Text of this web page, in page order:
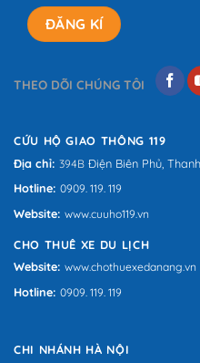
THEO DÕI CHÚNG TÔI
CỨU HỘ GIAO THÔNG 119
Địa chỉ: 394B Điện Biên Phủ,
Hotline: 0909. 119. 119
Website: www.cuuho119.vn
CHO THUÊ XE DU LỊCH
Website: www.chothuexedanang.vn
Hotline: 0909. 119. 119
CHI NHÁNH HÀ NỘI